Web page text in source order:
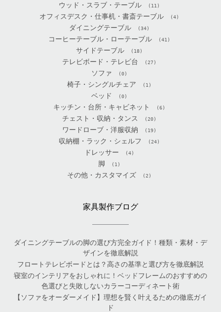
ウッド・スラブ・テーブル (11)
オフィスデスク・仕事机・書斎テーブル (4)
ダイニングテーブル (34)
コーヒーテーブル・ローテーブル (41)
サイドテーブル (18)
テレビボード・テレビ台 (27)
ソファ (0)
椅子・シングルチェア (1)
ベッド (0)
キッチン・台所・キャビネット (6)
チェスト・収納・タンス (20)
ワードローブ・洋服収納 (19)
収納棚・ラック・シェルフ (24)
ドレッサー (4)
脚 (1)
その他・カスタマイズ (2)
家具製作ブログ
ダイニングテーブルの脚の選び方完全ガイド！種類・素材・デ
ザインを徹底解説
フロートテレビボードとは？高さの基準と選び方を徹底解説
寝室のインテリアをおしゃれに！ベッドフレームのおすすめの
色選びと失敗しないカラーコーディネート術
【ソファをオーダーメイド】理想を賢く叶えるための徹底ガイ
ド